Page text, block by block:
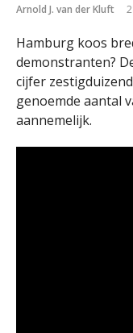
Arnold J. van der Kluft
Hamburg koos
demonstranten?
cijfer
genoemde aantal
aannemelijk.